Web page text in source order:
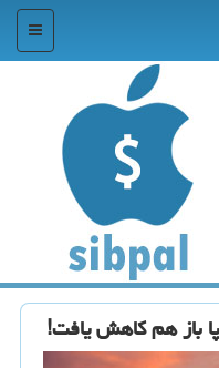
منو
باز هم كاهش یافت!